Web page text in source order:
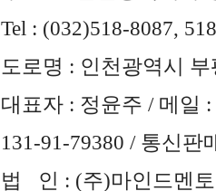
Tel : (032)518-8087,
도로명 : 인천광역시
대표자 : 정윤주 / 메일 :
131-91-79380 / 통신판
법 인 : (주)마인드멘토